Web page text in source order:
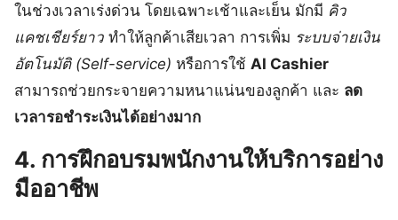
ในช่วงเวลาเร่งด่วน โดยเฉพาะเช้าและเย็น มักมี คิว
แคชเชียร์ยาว ทำให้ลูกค้าเสียเวลา การเพิ่ม ระบบจ่ายเงิน
อัตโนมัติ (Self-service) หรือการใช้ AI Cashier
สามารถช่วยกระจายความหนาแน่นของลูกค้า และ ลด
เวลารอชำระเงินได้อย่างมาก
4. การฝึกอบรมพนักงานให้บริการอย่าง
มืออาชีพ